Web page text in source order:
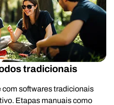
tradicionais
softwares tradicionais
Etapas manuais como